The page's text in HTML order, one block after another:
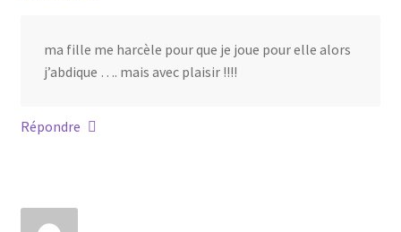
ma fille me harcèle pour que je joue pour elle alors
j’abdique …. mais avec plaisir !!!!
Répondre